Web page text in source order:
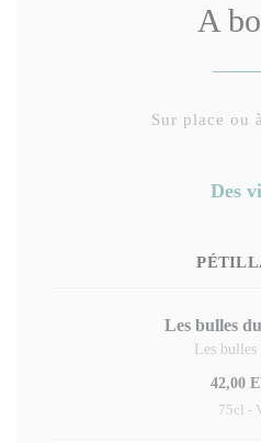
A
Sur place ou
Des
Les bulles
Les bulles
42,00
75cl -